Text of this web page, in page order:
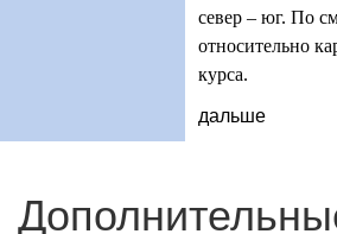
север – юг. По
относительно
курса.
дальше